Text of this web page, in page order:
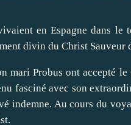
en Espagne dans le
divin du Christ
mari Probus ont accepté
fasciné avec son
indemne. Au cours du